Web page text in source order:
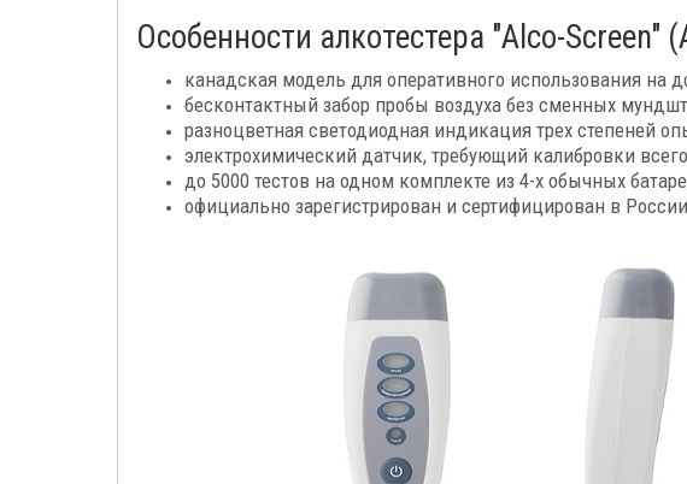
Особенности алкотестера "Alco-Screen"
канадская модель для оперативного использования на
бесконтактный забор пробы воздуха без сменных
разноцветная светодиодная индикация трех степеней
электрохимический датчик, требующий калибровки
до 5000 тестов на одном комплекте из 4-х обычных
официально зарегистрирован и сертифицирован в